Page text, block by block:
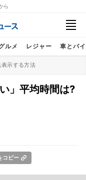
ら
ルメ レジャー 車とバ
示する方法
」平均時間は?
コピー